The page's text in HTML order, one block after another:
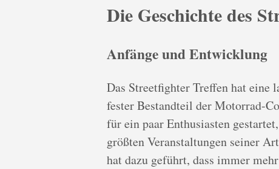
Die Geschichte des
Anfänge und Entwicklung
Das Streetfighter Treffen hat eine
fester Bestandteil der Motorrad-
für ein paar Enthusiasten
größten Veranstaltungen seiner
hat dazu geführt, dass immer